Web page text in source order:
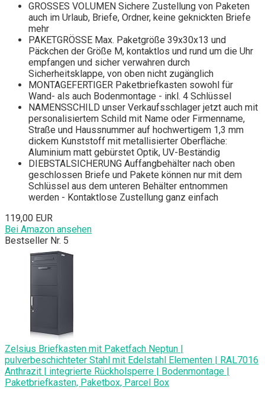
GROSSES VOLUMEN Sichere Zustellung von Paketen
auch im Urlaub, Briefe, Ordner, keine geknickten Briefe
mehr
PAKETGRÖSSE Max. Paketgröße 39x30x13 und
Päckchen der Größe M, kontaktlos und rund um die Uhr
empfangen und sicher verwahren durch
Sicherheitsklappe, von oben nicht zugänglich
MONTAGEFERTIGER Paketbriefkasten sowohl für
Wand- als auch Bodenmontage - inkl. 4 Schlüssel
NAMENSSCHILD unser Verkaufsschlager jetzt auch mit
personalisiertem Schild mit Name oder Firmenname,
Straße und Haussnummer auf hochwertigem 1,3 mm
dickem Kunststoff mit metallisierter Oberfläche:
Aluminium matt gebürstet Optik, UV-Beständig
DIEBSTALSICHERUNG Auffangbehälter nach oben
geschlossen Briefe und Pakete können nur mit dem
Schlüssel aus dem unteren Behälter entnommen
werden - Kontaktlose Zustellung ganz einfach
119,00 EUR
Bei Amazon ansehen
Bestseller Nr. 5
Zelsius Briefkasten mit Paketfach Neptun |
pulverbeschichteter Stahl mit Edelstahl Elementen | RAL7016
Anthrazit | integrierte Rückholsperre | Bodenmontage |
Paketbriefkasten, Paketbox, Parcel Box